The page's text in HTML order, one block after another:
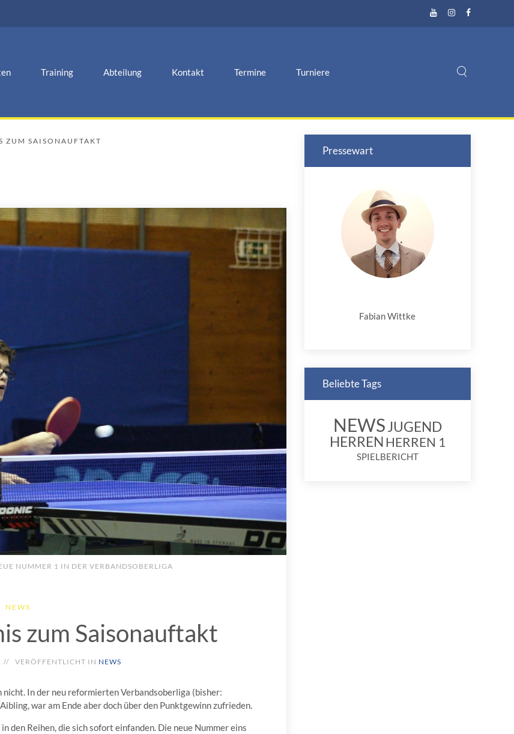
Training Abteilung Kontakt Termine Turniere
ZUM SAISONAUFTAKT
NUMMER 1 IN DER VERBANDSOBERLIGA
NEWS
zum Saisonauftakt
VERÖFFENTLICHT IN NEWS
In der neu reformierten Verbandsoberliga (bisher:
war am Ende aber doch über den Punktgewinn zufrieden.
Reihen, die sich sofort einfanden. Die neue Nummer eins
Pressewart
Fabian Wittke
Beliebte Tags
NEWSJUGEND
HERREN HERREN 1
SPIELBERICHT